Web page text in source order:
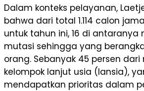
Dalam konteks pelayanan,
bahwa dari total 1.114 calon
untuk tahun ini, 16 di antaranya
mutasi sehingga yang
orang. Sebanyak 45 persen
kelompok lanjut usia (lansia),
mendapatkan prioritas dalam